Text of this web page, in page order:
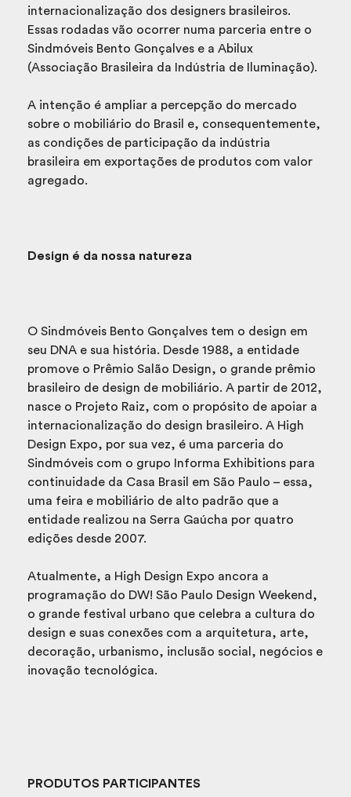
internacionalização dos designers brasileiros.
Essas rodadas vão ocorrer numa parceria entre o
Sindmóveis Bento Gonçalves e a Abilux
(Associação Brasileira da Indústria de Iluminação).
A intenção é ampliar a percepção do mercado
sobre o mobiliário do Brasil e, consequentemente,
as condições de participação da indústria
brasileira em exportações de produtos com valor
agregado.
Design é da nossa natureza
O Sindmóveis Bento Gonçalves tem o design em
seu DNA e sua história. Desde 1988, a entidade
promove o Prêmio Salão Design, o grande prêmio
brasileiro de design de mobiliário. A partir de 2012,
nasce o Projeto Raiz, com o propósito de apoiar a
internacionalização do design brasileiro. A High
Design Expo, por sua vez, é uma parceria do
Sindmóveis com o grupo Informa Exhibitions para
continuidade da Casa Brasil em São Paulo – essa,
uma feira e mobiliário de alto padrão que a
entidade realizou na Serra Gaúcha por quatro
edições desde 2007.
Atualmente, a High Design Expo ancora a
programação do DW! São Paulo Design Weekend,
o grande festival urbano que celebra a cultura do
design e suas conexões com a arquitetura, arte,
decoração, urbanismo, inclusão social, negócios e
inovação tecnológica.
PRODUTOS PARTICIPANTES